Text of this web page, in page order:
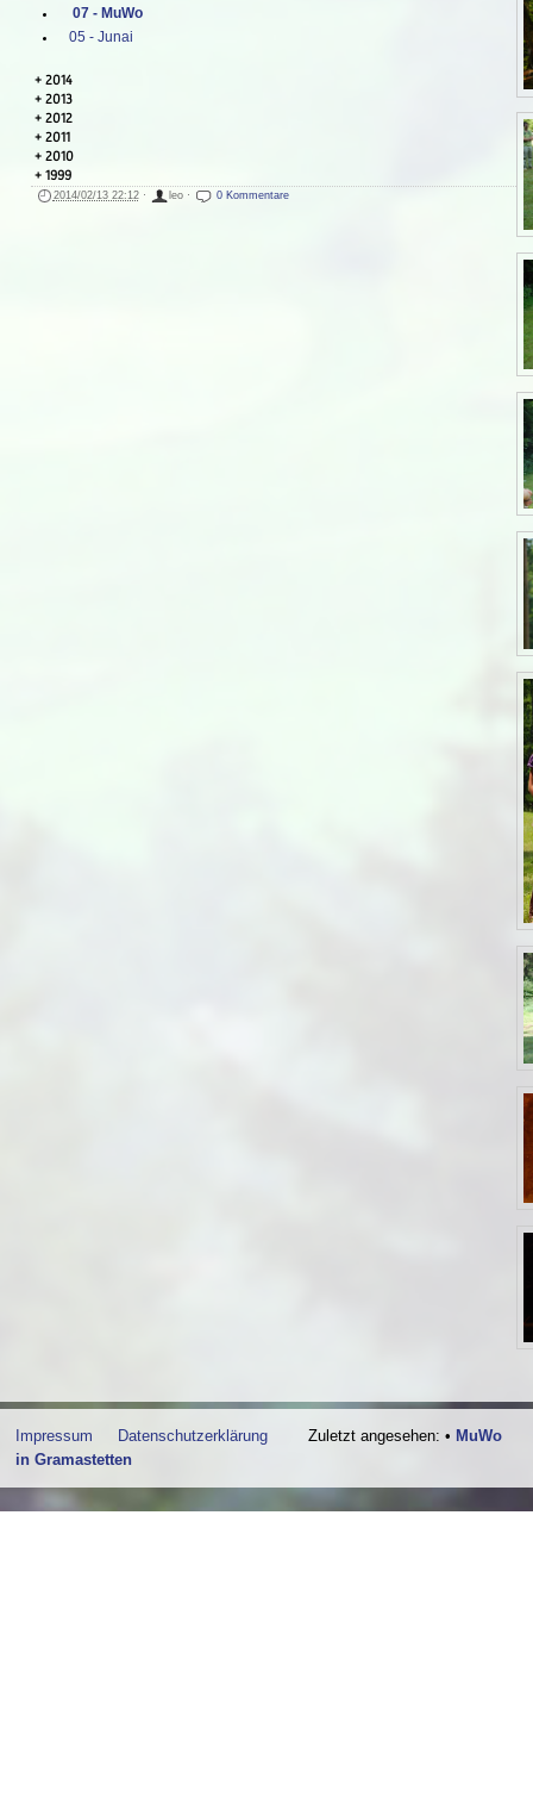
07 - MuWo
05 - Junai
2014
2013
2012
2011
2010
1999
2014/02/13 22:12· leo· 0 Kommentare
Impressum Datenschutzerklärung Zuletzt angesehen: • MuWo
in Gramastetten